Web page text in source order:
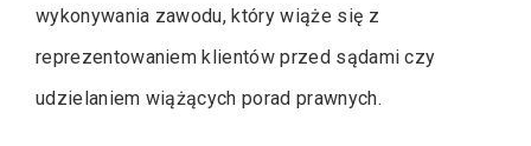
wykonywania zawodu, który wiąże się z
reprezentowaniem klientów przed sądami czy
udzielaniem wiążących porad prawnych.